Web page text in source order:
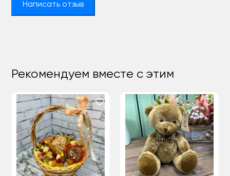
Написать отзыв
Рекомендуем вместе с этим